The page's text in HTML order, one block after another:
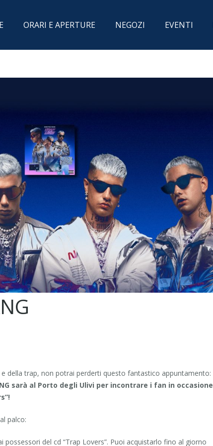
ORARI E APERTURE NEGOZI EVENTI
della trap, non potrai perderti questo fantastico appuntamento:
sarà al Porto degli Ulivi per incontrare i fan in occasione
palco:
possessori del cd “Trap Lovers”. Puoi acquistarlo fino al giorno